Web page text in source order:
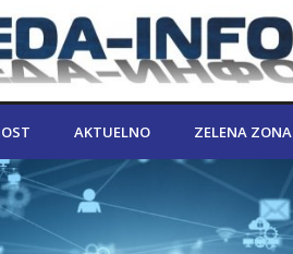
AKTUELNO ZELENA ZONA